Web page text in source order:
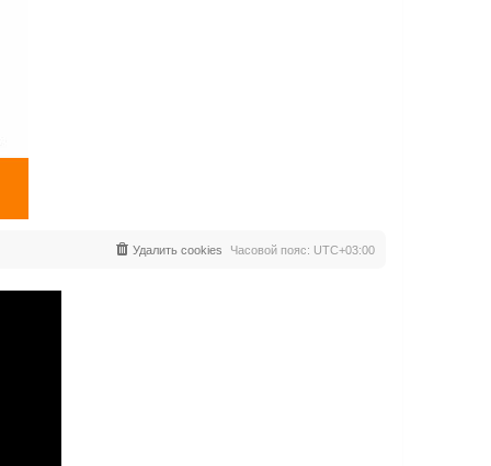
Часовой пояс: UTC+03:00
Удалить cookies